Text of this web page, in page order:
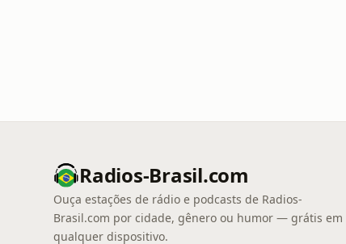
Radios-Brasil.com
Ouça estações de rádio e podcasts de Radios-
Brasil.com por cidade, gênero ou humor — grátis em
qualquer dispositivo.